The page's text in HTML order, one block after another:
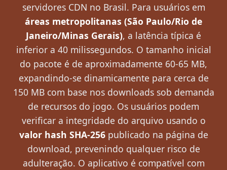
servidores CDN no Brasil. Para usuários em
áreas metropolitanas (São Paulo/Rio de
Janeiro/Minas Gerais), a latência típica é
inferior a 40 milissegundos. O tamanho inicial
do pacote é de aproximadamente 60-65 MB,
expandindo-se dinamicamente para cerca de
150 MB com base nos downloads sob demanda
de recursos do jogo. Os usuários podem
verificar a integridade do arquivo usando o
valor hash SHA-256publicado na página de
download, prevenindo qualquer risco de
adulteração. O aplicativo é compatível com